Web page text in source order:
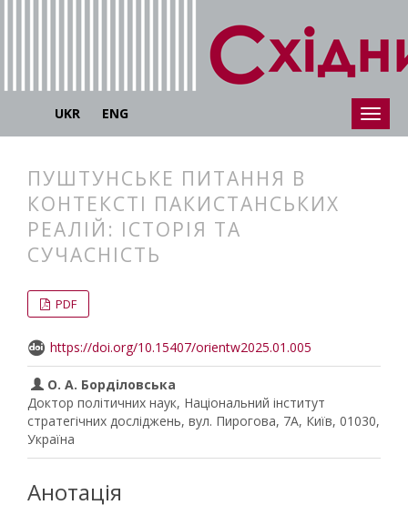
UKR ENG
ПУШТУНСЬКЕ ПИТАННЯ В
КОНТЕКСТІ ПАКИСТАНСЬКИХ
РЕАЛІЙ: ІСТОРІЯ ТА
СУЧАСНІСТЬ
PDF
https://doi.org/10.15407/orientw2025.01.005
O. А. Борділовська
Доктор політичних наук, Національний інститут
стратегічних досліджень, вул. Пирогова, 7А, Київ, 01030,
Україна
Анотація